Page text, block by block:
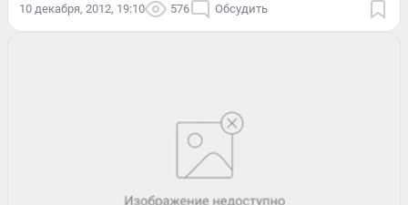
10 декабря, 2012, 19:10 576 Обсудить